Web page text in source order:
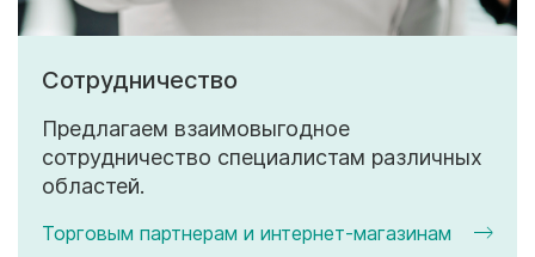
Сотрудничество
Предлагаем взаимовыгодное
сотрудничество специалистам различных
областей.
Торговым партнерам и интернет-магазинам